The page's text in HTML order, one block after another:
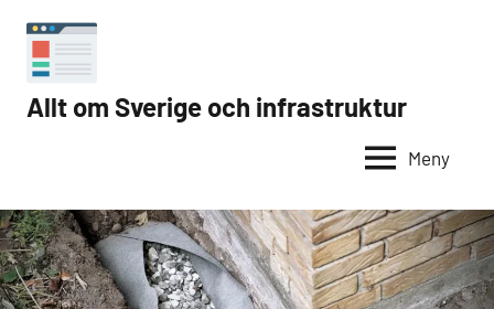
innehåll
Allt om Sverige och infrastruktur
Internet
Meny